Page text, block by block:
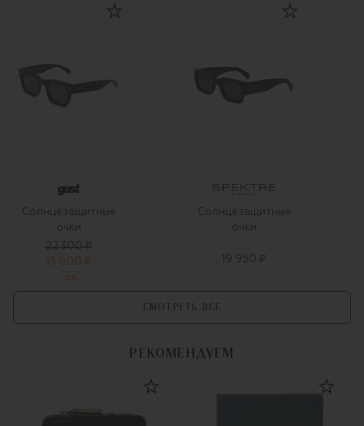
Солнцезащитные
очки
22 300 ₽
15 600 ₽
%
Солнцезащитные
очки
19 950 ₽
СМОТРЕТЬ ВСЕ
РЕКОМЕНДУЕМ